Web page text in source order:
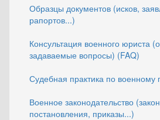
Образцы документов (исков,
рапортов...)
Консультация военного юриста
задаваемые вопросы) (FAQ)
Судебная практика по военному
Военное законодательство
постановления, приказы...)